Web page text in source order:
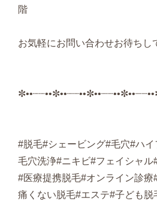
階
お気軽にお問い合わせお待ちし
#脱毛#シェービング#毛穴#ハ
毛穴洗浄#ニキビ#フェイシャル
#医療提携脱毛#オンライン診
痛くない脱毛#エステ#子ども脱